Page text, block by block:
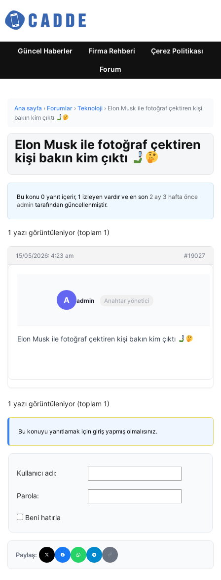
Güncel Haberler Firma Rehberi Çerez Politikası
Forum
Ana sayfa › Forumlar › Teknoloji › Elon Musk ile fotoğraf çektiren kişi
bakın kim çıktı
Elon Musk ile fotoğraf çektiren
kişi bakın kim çıktı
Bu konu 0 yanıt içerir, 1 izleyen vardır ve en son 2 ay 3 hafta önce
admin tarafından güncellenmiştir.
1 yazı görüntüleniyor (toplam 1)
15/05/2026: 4:23 am #19027
A admin Anahtar yönetici
Elon Musk ile fotoğraf çektiren kişi bakın kim çıktı
1 yazı görüntüleniyor (toplam 1)
Bu konuyu yanıtlamak için giriş yapmış olmalısınız.
Kullanıcı adı:
Parola:
Beni hatırla
Paylaş: